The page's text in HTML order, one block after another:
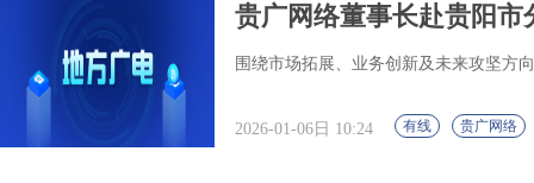
贵广网络董事长赴贵阳市
围绕市场拓展、业务创新及未来攻坚方
2026-01-06日 10:24 有线 贵广网络